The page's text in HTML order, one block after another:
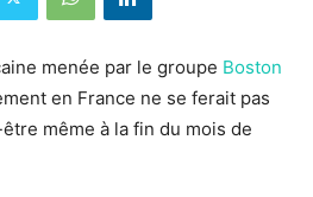
menée par le groupe Boston
en France ne se ferait pas
même à la fin du mois de